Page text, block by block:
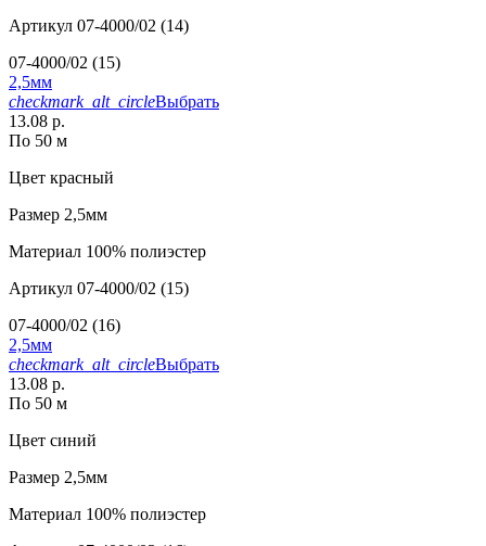
Артикул 07-4000/02 (14)
07-4000/02 (15)
2,5мм
checkmark_alt_circleВыбрать
13.08 р.
По 50 м
Цвет красный
Размер 2,5мм
Материал 100% полиэстер
Артикул 07-4000/02 (15)
07-4000/02 (16)
2,5мм
checkmark_alt_circleВыбрать
13.08 р.
По 50 м
Цвет синий
Размер 2,5мм
Материал 100% полиэстер